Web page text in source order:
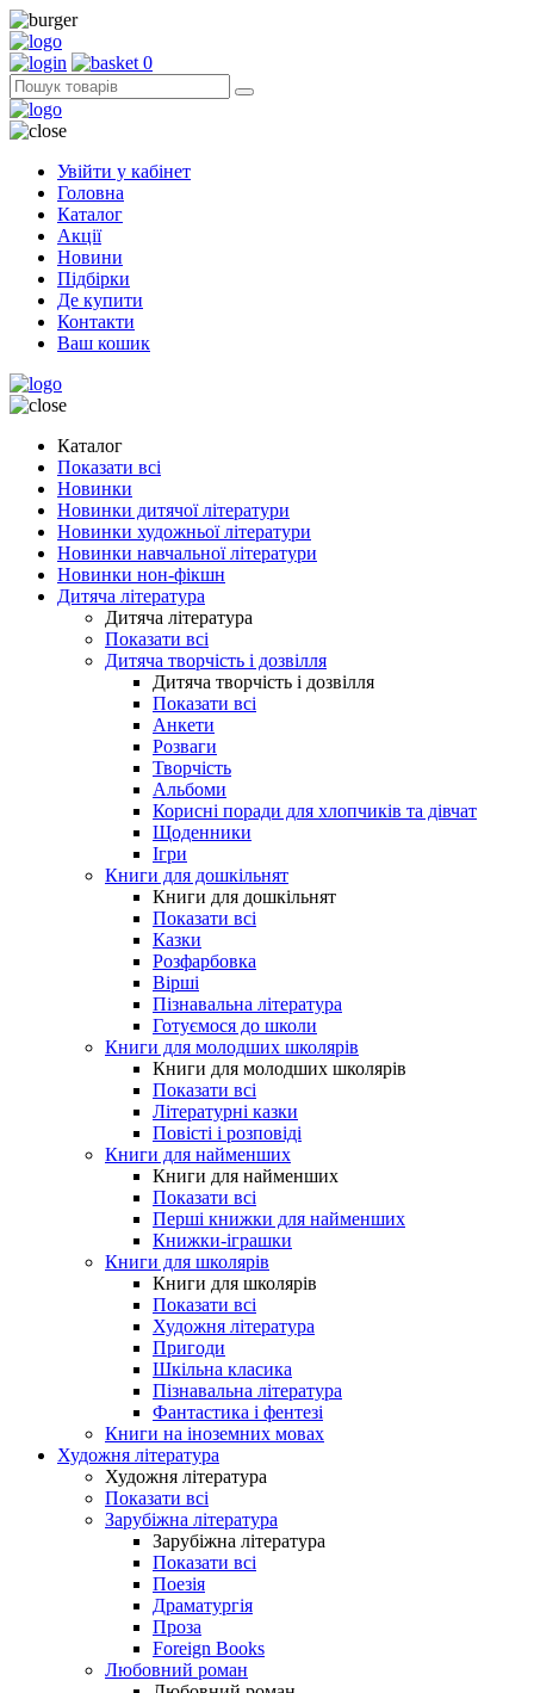
0
Увійти у кабінет
Головна
Каталог
Акції
Новини
Підбірки
Де купити
Контакти
Ваш кошик
Каталог
Показати всі
Новинки
Новинки дитячої літератури
Новинки художньої літератури
Новинки навчальної літератури
Новинки нон-фікшн
Дитяча література
Дитяча література
Показати всі
Дитяча творчість і дозвілля
Дитяча творчість і дозвілля
Показати всі
Анкети
Розваги
Творчість
Альбоми
Корисні поради для хлопчиків та дівчат
Щоденники
Ігри
Книги для дошкільнят
Книги для дошкільнят
Показати всі
Казки
Розфарбовка
Вірші
Пізнавальна література
Готуємося до школи
Книги для молодших школярів
Книги для молодших школярів
Показати всі
Літературні казки
Повісті і розповіді
Книги для найменших
Книги для найменших
Показати всі
Перші книжки для найменших
Книжки-іграшки
Книги для школярів
Книги для школярів
Показати всі
Художня література
Пригоди
Шкільна класика
Пізнавальна література
Фантастика і фентезі
Книги на іноземних мовах
Художня література
Художня література
Показати всі
Зарубіжна література
Зарубіжна література
Показати всі
Поезія
Драматургія
Проза
Foreign Books
Любовний роман